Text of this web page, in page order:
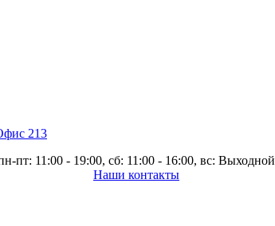
213
пт: 11:00 - 19:00, сб: 11:00 - 16:00, вс: Выходной
Наши контакты